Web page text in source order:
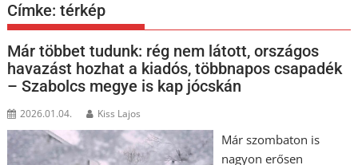
Címke:térkép
Már többet tudunk: rég nem látott, országos
havazást hozhat a kiadós, többnapos csapadék
– Szabolcs megye is kap jócskán
2026.01.04. Kiss Lajos
Már szombaton is
nagyon erősen